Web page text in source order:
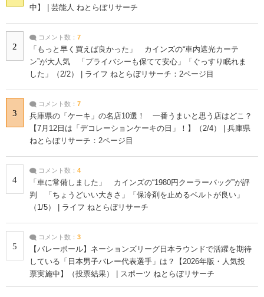
中】 | 芸能人 ねとらぼリサーチ
2
コメント数： 7
「もっと早く買えば良かった」 カインズの“車内遮光カーテ
ン”が大人気 「プライバシーも保てて安心」「ぐっすり眠れま
した」（2/2） | ライフ ねとらぼリサーチ：2ページ目
3
コメント数： 7
兵庫県の「ケーキ」の名店10選！ 一番うまいと思う店はどこ？
【7月12日は「デコレーションケーキの日」！】（2/4） | 兵庫県
ねとらぼリサーチ：2ページ目
4
コメント数： 4
「車に常備しました」 カインズの“1980円クーラーバッグ”が評
判 「ちょうどいい大きさ」「保冷剤を止めるベルトが良い」
（1/5） | ライフ ねとらぼリサーチ
5
コメント数： 3
【バレーボール】ネーションズリーグ日本ラウンドで活躍を期待
している「日本男子バレー代表選手」は？【2026年版・人気投
票実施中】（投票結果） | スポーツ ねとらぼリサーチ